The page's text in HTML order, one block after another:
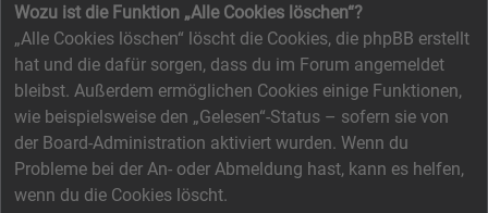
Wozu ist die Funktion „Alle Cookies löschen“?
„Alle Cookies löschen“ löscht die Cookies, die phpBB erstellt
hat und die dafür sorgen, dass du im Forum angemeldet
bleibst. Außerdem ermöglichen Cookies einige Funktionen,
wie beispielsweise den „Gelesen“-Status – sofern sie von
der Board-Administration aktiviert wurden. Wenn du
Probleme bei der An- oder Abmeldung hast, kann es helfen,
wenn du die Cookies löscht.